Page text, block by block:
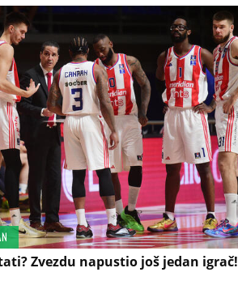
Zvezdu napustio još jedan igrač!